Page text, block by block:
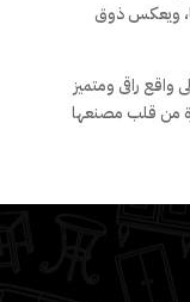
ويعكس ذوق
واقع راقى ومتميز
من قلب مصنعها